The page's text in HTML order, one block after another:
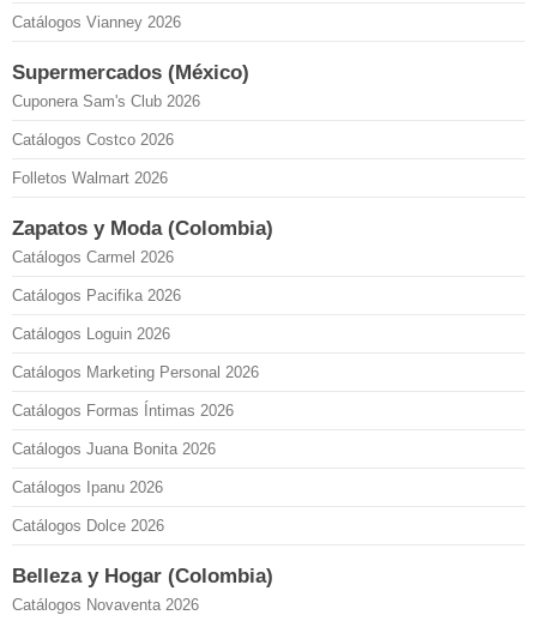
Catálogos Vianney 2026
Supermercados (México)
Cuponera Sam's Club 2026
Catálogos Costco 2026
Folletos Walmart 2026
Zapatos y Moda (Colombia)
Catálogos Carmel 2026
Catálogos Pacifika 2026
Catálogos Loguin 2026
Catálogos Marketing Personal 2026
Catálogos Formas Íntimas 2026
Catálogos Juana Bonita 2026
Catálogos Ipanu 2026
Catálogos Dolce 2026
Belleza y Hogar (Colombia)
Catálogos Novaventa 2026